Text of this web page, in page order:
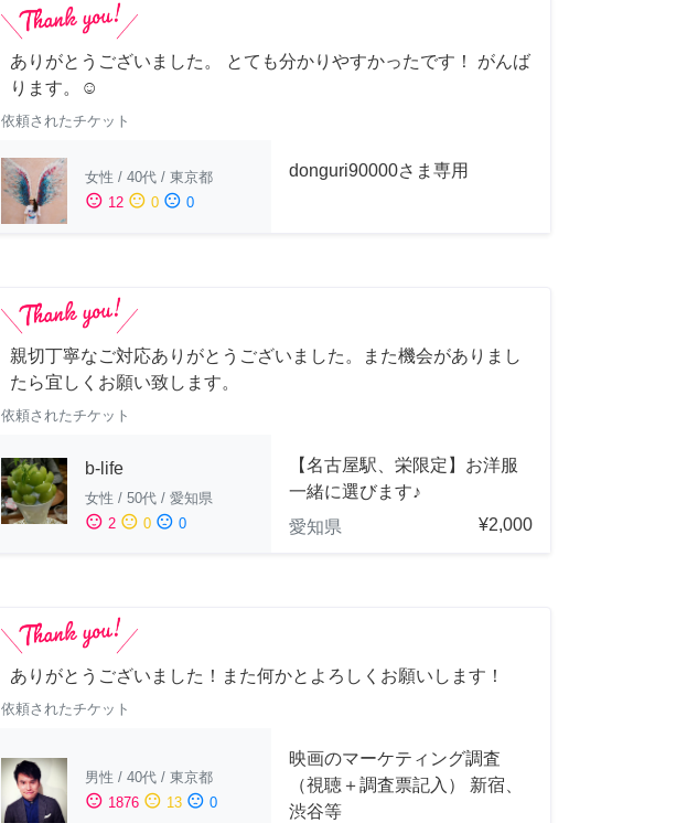
ありがとうございました。 とても分かりやすかったです！ がんば
ります。☺️
依頼されたチケット
女性 / 40代 / 東京都
sentiment_satisfied 12 sentiment_neutral 0 sentiment_dissatisfied 0
donguri90000さま専用
親切丁寧なご対応ありがとうございました。また機会がありまし
たら宜しくお願い致します。
依頼されたチケット
b-life
女性 / 50代 / 愛知県
sentiment_satisfied 2 sentiment_neutral 0 sentiment_dissatisfied 0
【名古屋駅、栄限定】お洋服
一緒に選びます♪
愛知県
¥2,000
ありがとうございました！また何かとよろしくお願いします！
依頼されたチケット
男性 / 40代 / 東京都
sentiment_satisfied 1876 sentiment_neutral 13 sentiment_dissatisfied 0
映画のマーケティング調査
（視聴＋調査票記入） 新宿、
渋谷等